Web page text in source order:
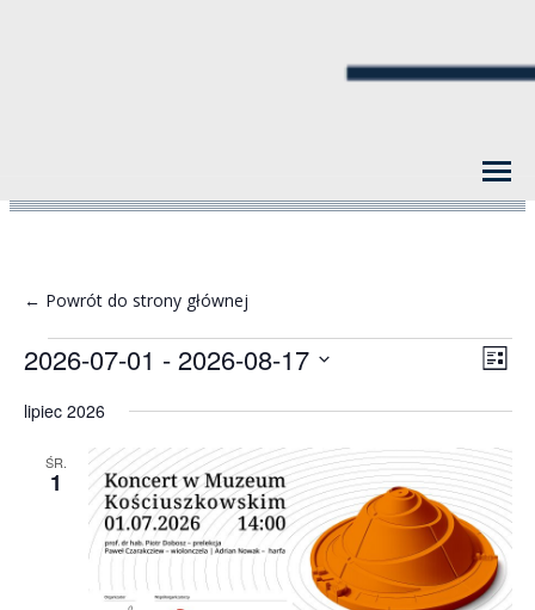
← Powrót do strony głównej
Wydarzenia Lista
2026-07-01 - 2026-08-17
datę.
lipiec 2026
ŚR.
1